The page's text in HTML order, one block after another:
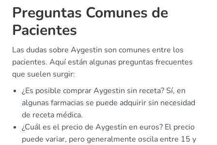
Preguntas Comunes de
Pacientes
Las dudas sobre Aygestin son comunes entre los
pacientes. Aquí están algunas preguntas frecuentes
que suelen surgir:
¿Es posible comprar Aygestin sin receta? Sí, en
algunas farmacias se puede adquirir sin necesidad
de receta médica.
¿Cuál es el precio de Aygestin en euros? El precio
puede variar, pero generalmente oscila entre 15 y